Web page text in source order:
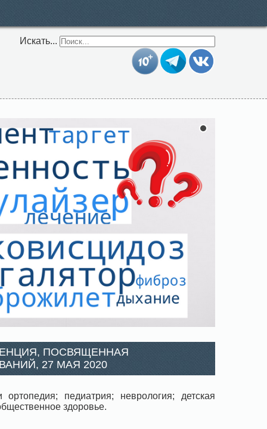
Искать...
ПОСВЯЩЕННАЯ
27 МАЯ 2020
педиатрия; неврология; детская
здоровье.